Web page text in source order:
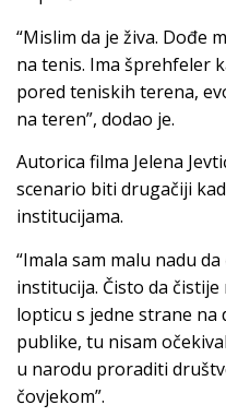
“Mislim da je živa. Dođe
na tenis. Ima šprehfeler
pored teniskih terena,
na teren”, dodao je.
Autorica filma Jelena
scenario biti drugačiji
institucijama.
“Imala sam malu nadu
institucija. Čisto da
lopticu s jedne strane na
publike, tu nisam
u narodu proraditi
čovjekom”.